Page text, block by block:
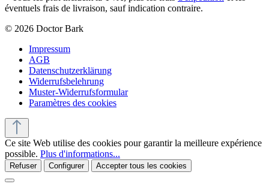
éventuels frais de livraison, sauf indication contraire.
© 2026 Doctor Bark
Impressum
AGB
Datenschutzerklärung
Widerrufsbelehrung
Muster-Widerrufsformular
Paramètres des cookies
Ce site Web utilise des cookies pour garantir la meilleure expérience
possible. Plus d'informations...
Refuser Configurer Accepter tous les cookies